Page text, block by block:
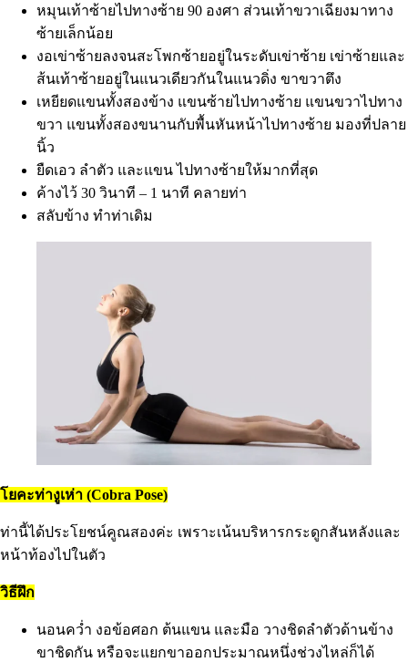
หมุนเท้าซ้ายไปทางซ้าย 90 องศา ส่วนเท้าขวาเฉียงมาทาง
ซ้ายเล็กน้อย
งอเข่าซ้ายลงจนสะโพกซ้ายอยู่ในระดับเข่าซ้าย เข่าซ้ายและ
ส้นเท้าซ้ายอยู่ในแนวเดียวกันในแนวดิ่ง ขาขวาตึง
เหยียดแขนทั้งสองข้าง แขนซ้ายไปทางซ้าย แขนขวาไปทาง
ขวา แขนทั้งสองขนานกับพื้นหันหน้าไปทางซ้าย มองที่ปลาย
นิ้ว
ยืดเอว ลำตัว และแขน ไปทางซ้ายให้มากที่สุด
ค้างไว้ 30 วินาที – 1 นาที คลายท่า
สลับข้าง ทำท่าเดิม
โยคะท่างูเห่า (Cobra Pose)
ท่านี้ได้ประโยชน์คูณสองค่ะ เพราะเน้นบริหารกระดูกสันหลังและ
หน้าท้องไปในตัว
วิธีฝึก
นอนคว่ำ งอข้อศอก ต้นแขน และมือ วางชิดลำตัวด้านข้าง
ขาชิดกัน หรือจะแยกขาออกประมาณหนึ่งช่วงไหล่ก็ได้